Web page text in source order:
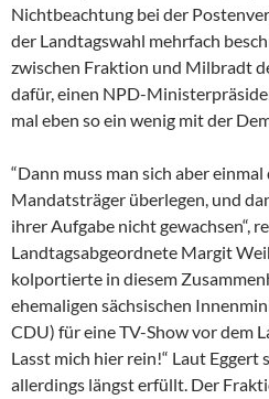
Nichtbeachtung bei der
der Landtagswahl mehrfach
zwischen Fraktion und Milbradt
dafür, einen NPD-
mal eben so ein wenig mit der
“Dann muss man sich aber
Mandatsträger überlegen, und
ihrer Aufgabe nicht gewachsen“,
Landtagsabgeordnete Margit
kolportierte in diesem
ehemaligen sächsischen
CDU) für eine TV-Show vor dem
Lasst mich hier rein!“ Laut
allerdings längst erfüllt. Der